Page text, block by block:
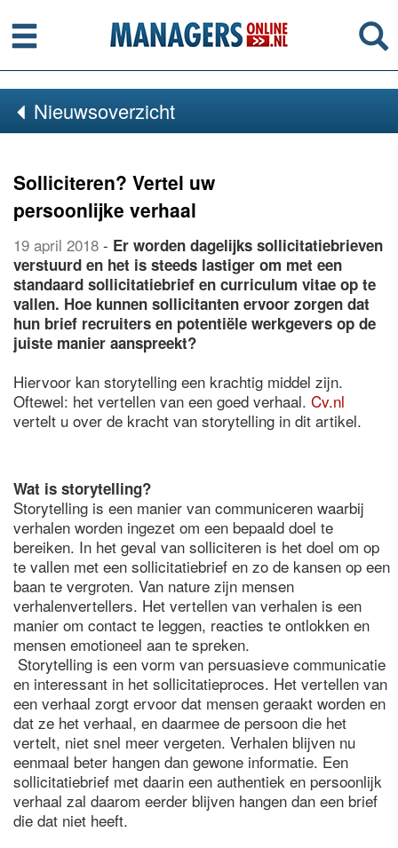
Menu
Nieuwsoverzicht
Solliciteren? Vertel uw
persoonlijke verhaal
19 april 2018 - Er worden dagelijks sollicitatiebrieven
verstuurd en het is steeds lastiger om met een
standaard sollicitatiebrief en curriculum vitae op te
vallen. Hoe kunnen sollicitanten ervoor zorgen dat
hun brief recruiters en potentiële werkgevers op de
juiste manier aanspreekt?
Hiervoor kan storytelling een krachtig middel zijn.
Oftewel: het vertellen van een goed verhaal. Cv.nl
vertelt u over de kracht van storytelling in dit artikel.
Wat is storytelling?
Storytelling is een manier van communiceren waarbij
verhalen worden ingezet om een bepaald doel te
bereiken. In het geval van solliciteren is het doel om op
te vallen met een sollicitatiebrief en zo de kansen op een
baan te vergroten. Van nature zijn mensen
verhalenvertellers. Het vertellen van verhalen is een
manier om contact te leggen, reacties te ontlokken en
mensen emotioneel aan te spreken.
Storytelling is een vorm van persuasieve communicatie
en interessant in het sollicitatieproces. Het vertellen van
een verhaal zorgt ervoor dat mensen geraakt worden en
dat ze het verhaal, en daarmee de persoon die het
vertelt, niet snel meer vergeten. Verhalen blijven nu
eenmaal beter hangen dan gewone informatie. Een
sollicitatiebrief met daarin een authentiek en persoonlijk
verhaal zal daarom eerder blijven hangen dan een brief
die dat niet heeft.